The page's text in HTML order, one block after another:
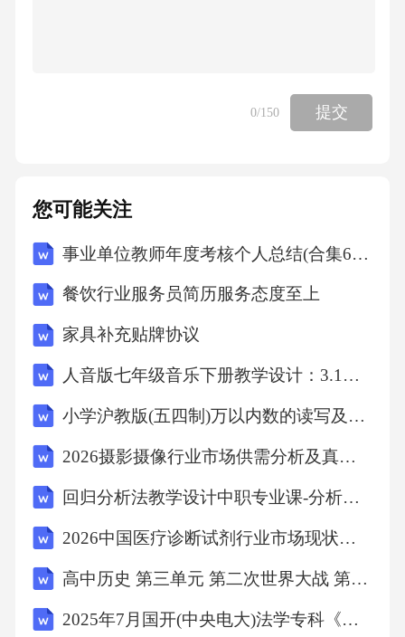
距，经检验可知，当直线经过点，时，最小，
析】：，则，解得，又因为，所以公差，故．
故选：．5．已知双曲线的两个焦点分别为，，
B．3 C．2 D．【解析】：解法一：因为，，点
在该双曲线上，所以，，，所以．解法二：焦
点在轴上，可设双曲线方程为：，则，解得，
从而故选：．解法三：点纵坐标相同，所以是
选：．解法四：双曲线的离心率6．设函数，则
曲线在点处的切线与坐标轴围成的三角形的面
积为A． B． C． D．【解析】：，则，故，所
以曲线在点处的切线为，令，解得，令，解
得，故所求三角形的面积为．故选：．7．函数
的区间，的图像大致为A． B． C． D．【解
0/150 提交
您可能关注
事业单位教师年度考核个人总结(合集6篇)
餐饮行业服务员简历服务态度至上
家具补充贴牌协议
人音版七年级音乐下册教学设计：3.1青春舞曲
小学沪教版(五四制)万以内数的读写及大小比较教学设计
2026摄影摄像行业市场供需分析及真实评估规划分析研究报告
回归分析法教学设计中职专业课-分析化学-分析检验技术-生物与化工大类
2026中国医疗诊断试剂行业市场现状及投资潜力分析
高中历史 第三单元 第二次世界大战 第9课 欧亚战争策源地的形成（1）教学教学设计 岳麓版选修3
2025年7月国开(中央电大)法学专科《法理学》期末考模拟试题及答案